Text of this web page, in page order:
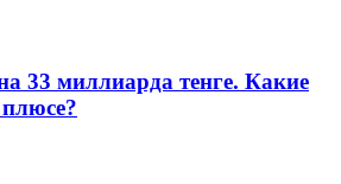
33 миллиарда тенге. Какие